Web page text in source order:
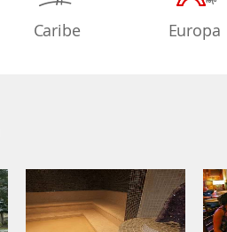
Caribe Europa